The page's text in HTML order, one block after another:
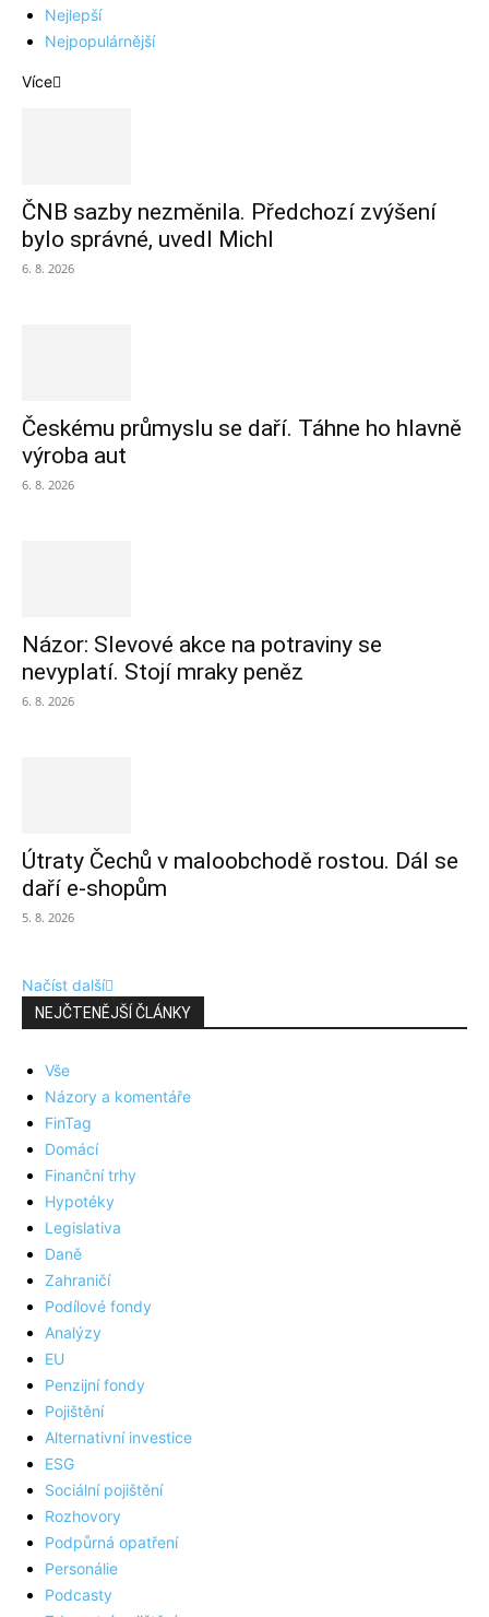
Nejlepší
Nejpopulárnější
Více
ČNB sazby nezměnila. Předchozí zvýšení
bylo správné, uvedl Michl
6. 8. 2026
Českému průmyslu se daří. Táhne ho hlavně
výroba aut
6. 8. 2026
Názor: Slevové akce na potraviny se
nevyplatí. Stojí mraky peněz
6. 8. 2026
Útraty Čechů v maloobchodě rostou. Dál se
daří e-shopům
5. 8. 2026
Načíst další
NEJČTENĚJŠÍ ČLÁNKY
Vše
Názory a komentáře
FinTag
Domácí
Finanční trhy
Hypotéky
Legislativa
Daně
Zahraničí
Podílové fondy
Analýzy
EU
Penzijní fondy
Pojištění
Alternativní investice
ESG
Sociální pojištění
Rozhovory
Podpůrná opatření
Personálie
Podcasty